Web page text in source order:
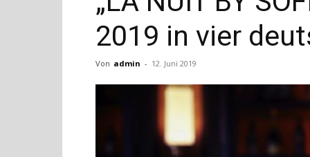
2019 in vier
Von admin - 12. Juni 2019